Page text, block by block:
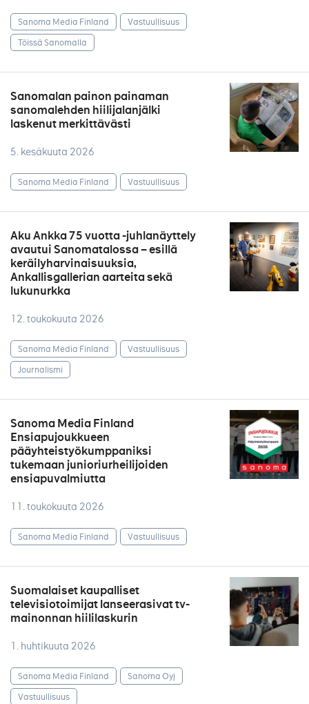
Sanoma Media Finland
Vastuullisuus
Töissä Sanomalla
Sanomalan painon painaman
sanomalehden hiilijalanjälki
laskenut merkittävästi
5. kesäkuuta 2026
Sanoma Media Finland Vastuullisuus
Aku Ankka 75 vuotta -juhlanäyttely
avautui Sanomatalossa – esillä
keräilyharvinaisuuksia,
Ankallisgallerian aarteita sekä
lukunurkka
12. toukokuuta 2026
Sanoma Media Finland
Vastuullisuus
Journalismi
Sanoma Media Finland
Ensiapujoukkueen
pääyhteistyökumppaniksi
tukemaan junioriurheilijoiden
ensiapuvalmiutta
11. toukokuuta 2026
Sanoma Media Finland Vastuullisuus
Suomalaiset kaupalliset
televisiotoimijat lanseerasivat tv-
mainonnan hiililaskurin
1. huhtikuuta 2026
Sanoma Media Finland
Sanoma Oyj
Vastuullisuus